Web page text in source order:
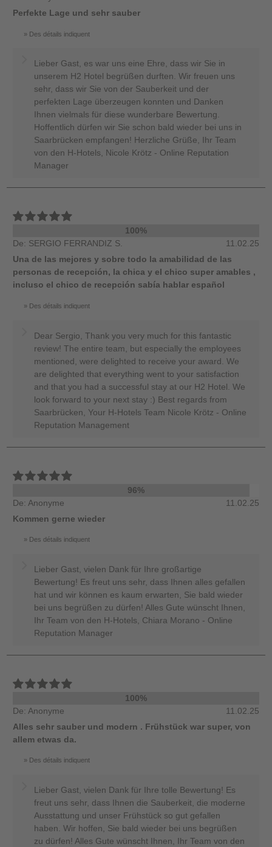
Perfekte Lage und sehr sauber
Des détails indiquent
Lieber Gast, es war uns eine Ehre, dass wir Sie in
unserem H2 Hotel begrüßen durften. Wir freuen uns
sehr, dass wir Sie von der Sauberkeit und der
perfekten Lage überzeugen konnten und Danken
Ihnen vielmals für diese wunderbare Bewertung.
Hoffentlich dürfen wir Sie schon bald wieder bei uns in
Saarbrücken empfangen! Herzliche Grüße, Ihr Team
von den H-Hotels, Nicole Krötz - Online Reputation
Manager
100%
De: SERGIO FERRANDIZ S.
11.02.25
Una de las mejores y sobre todo la amabilidad de las
personas de recepción, la chica y el chico super amables ,
incluso el chico de recepción sabía hablar español
Des détails indiquent
Dear Sergio, Thank you very much for this fantastic
review! The entire team, but especially the employees
mentioned, were delighted to receive your award. We
are delighted that everything went to your satisfaction
and that you had a successful stay at our H2 Hotel. We
look forward to your next stay :) Best regards from
Saarbrücken, Your H-Hotels Team Nicole Krötz - Online
Reputation Management
96%
De: Anonyme
11.02.25
Kommen gerne wieder
Des détails indiquent
Lieber Gast, vielen Dank für Ihre großartige
Bewertung! Es freut uns sehr, dass Ihnen alles gefallen
hat und wir können es kaum erwarten, Sie bald wieder
bei uns begrüßen zu dürfen! Alles Gute wünscht Ihnen,
Ihr Team von den H-Hotels, Chiara Morano - Online
Reputation Manager
100%
De: Anonyme
11.02.25
Alles sehr sauber und modern . Frühstück war super, von
allem etwas da.
Des détails indiquent
Lieber Gast, vielen Dank für Ihre tolle Bewertung! Es
freut uns sehr, dass Ihnen die Sauberkeit, die moderne
Ausstattung und unser Frühstück so gut gefallen
haben. Wir hoffen, Sie bald wieder bei uns begrüßen
zu dürfen! Alles Gute wünscht Ihnen, Ihr Team von den